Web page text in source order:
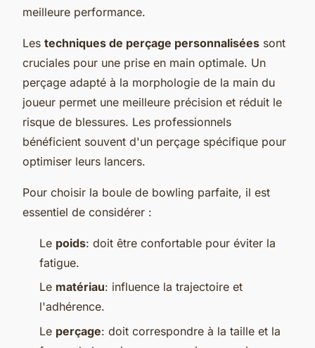
meilleure performance.
Les techniques de perçage personnalisées sont
cruciales pour une prise en main optimale. Un
perçage adapté à la morphologie de la main du
joueur permet une meilleure précision et réduit le
risque de blessures. Les professionnels
bénéficient souvent d'un perçage spécifique pour
optimiser leurs lancers.
Pour choisir la boule de bowling parfaite, il est
essentiel de considérer :
Le poids: doit être confortable pour éviter la
fatigue.
Le matériau: influence la trajectoire et
l'adhérence.
Le perçage: doit correspondre à la taille et la